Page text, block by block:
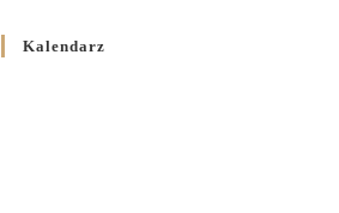
10 GRUDNIA 2025
Kalendarz